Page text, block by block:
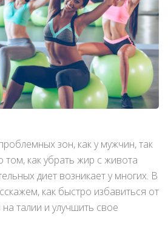
зон, как у мужчин, так
как убрать жир с живота
диет возникает у многих. В
как быстро избавиться от
талии и улучшить свое